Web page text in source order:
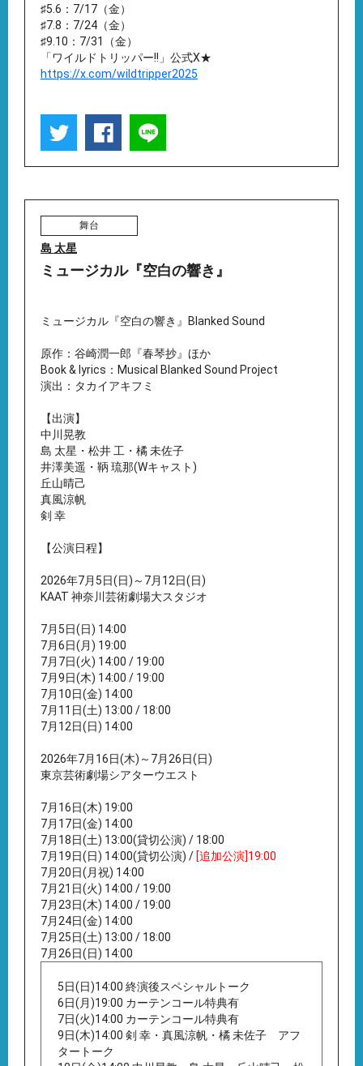
♯5.6：7/17（金）
♯7.8：7/24（金）
♯9.10：7/31（金）
「ワイルドトリッパー!!」公式X★
https://x.com/wildtripper2025
舞台
島 太星
ミュージカル『空白の響き』
ミュージカル『空白の響き』Blanked Sound
原作：谷崎潤一郎『春琴抄』ほか
Book & lyrics：Musical Blanked Sound Project
演出：タカイアキフミ
【出演】
中川晃教
島 太星・松井 工・橘 未佐子
井澤美遥・鞆 琉那(Wキャスト)
丘山晴己
真風涼帆
剣 幸
【公演日程】
2026年7月5日(日)～7月12日(日)
KAAT 神奈川芸術劇場大スタジオ
7月5日(日) 14:00
7月6日(月) 19:00
7月7日(火) 14:00 / 19:00
7月9日(木) 14:00 / 19:00
7月10日(金) 14:00
7月11日(土) 13:00 / 18:00
7月12日(日) 14:00
2026年7月16日(木)～7月26日(日)
東京芸術劇場シアターウエスト
7月16日(木) 19:00
7月17日(金) 14:00
7月18日(土) 13:00(貸切公演) / 18:00
7月19日(日) 14:00(貸切公演) / [追加公演]19:00
7月20日(月祝) 14:00
7月21日(火) 14:00 / 19:00
7月23日(木) 14:00 / 19:00
7月24日(金) 14:00
7月25日(土) 13:00 / 18:00
7月26日(日) 14:00
5日(日)14:00 終演後スペシャルトーク
6日(月)19:00 カーテンコール特典有
7日(火)14:00 カーテンコール特典有
9日(木)14:00 剣 幸・真風涼帆・橘 未佐子 アフ
タートーク